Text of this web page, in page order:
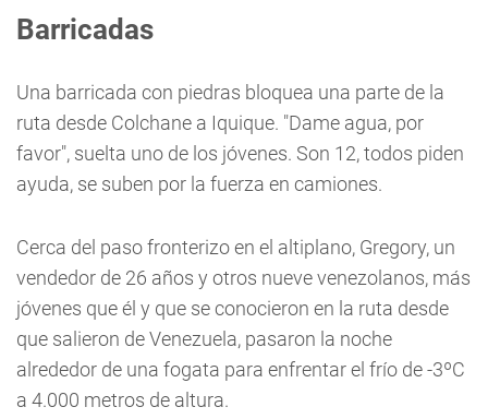
Barricadas
Una barricada con piedras bloquea una parte de la
ruta desde Colchane a Iquique. "Dame agua, por
favor", suelta uno de los jóvenes. Son 12, todos piden
ayuda, se suben por la fuerza en camiones.
Cerca del paso fronterizo en el altiplano, Gregory, un
vendedor de 26 años y otros nueve venezolanos, más
jóvenes que él y que se conocieron en la ruta desde
que salieron de Venezuela, pasaron la noche
alrededor de una fogata para enfrentar el frío de -3ºC
a 4.000 metros de altura.